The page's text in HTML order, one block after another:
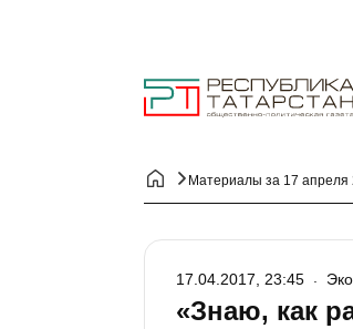
Материалы за 17 апреля
«Знаю, как
17.04.2017, 23:45